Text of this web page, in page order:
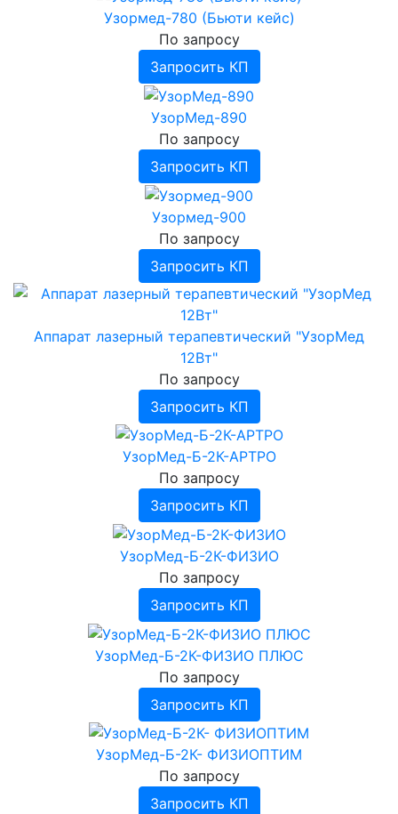
Узормед-780 (Бьюти кейс)
По запросу
Запросить КП
УзорМед-890
По запросу
Запросить КП
Узормед-900
По запросу
Запросить КП
Аппарат лазерный терапевтический "УзорМед
12Вт"
По запросу
Запросить КП
УзорМед-Б-2К-АРТРО
По запросу
Запросить КП
УзорМед-Б-2К-ФИЗИО
По запросу
Запросить КП
УзорМед-Б-2К-ФИЗИО ПЛЮС
По запросу
Запросить КП
УзорМед-Б-2К- ФИЗИОПТИМ
По запросу
Запросить КП